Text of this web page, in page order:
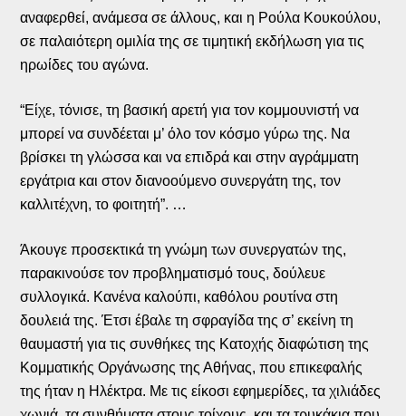
αναφερθεί, ανάμεσα σε άλλους, και η Ρούλα Κουκούλου,
σε παλαιότερη ομιλία της σε τιμητική εκδήλωση για τις
ηρωίδες του αγώνα.
“Είχε, τόνισε, τη βασική αρετή για τον κομμουνιστή να
μπορεί να συνδέεται μ’ όλο τον κόσμο γύρω της. Να
βρίσκει τη γλώσσα και να επιδρά και στην αγράμματη
εργάτρια και στον διανοούμενο συνεργάτη της, τον
καλλιτέχνη, το φοιτητή”. …
Άκουγε προσεκτικά τη γνώμη των συνεργατών της,
παρακινούσε τον προβληματισμό τους, δούλευε
συλλογικά. Κανένα καλούπι, καθόλου ρουτίνα στη
δουλειά της. Έτσι έβαλε τη σφραγίδα της σ’ εκείνη τη
θαυμαστή για τις συνθήκες της Κατοχής διαφώτιση της
Κομματικής Οργάνωσης της Αθήνας, που επικεφαλής
της ήταν η Ηλέκτρα. Με τις είκοσι εφημερίδες, τα χιλιάδες